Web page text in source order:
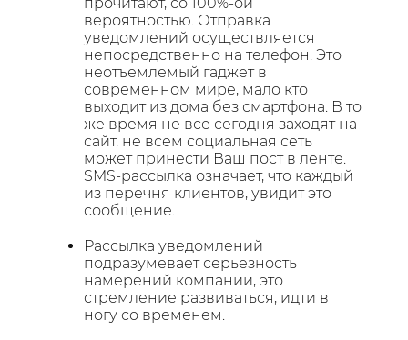
вероятностью. Отправка
уведомлений осуществляется
непосредственно на телефон. Это
неотъемлемый гаджет в
современном мире, мало кто
выходит из дома без смартфона. В то
же время не все сегодня заходят на
сайт, не всем социальная сеть
может принести Ваш пост в ленте.
SMS-рассылка означает, что каждый
из перечня клиентов, увидит это
сообщение.
Рассылка уведомлений
подразумевает серьезность
намерений компании, это
стремление развиваться, идти в
ногу со временем.